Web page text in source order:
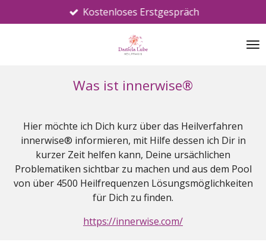
Hauptinhalt
Kostenloses Erstgespräch
Was ist innerwise®
Hier möchte ich Dich kurz über das Heilverfahren
innerwise® informieren, mit Hilfe dessen ich Dir in
kurzer Zeit helfen kann, Deine ursächlichen
Problematiken sichtbar zu machen und aus dem Pool
von über 4500 Heilfrequenzen Lösungsmöglichkeiten
für Dich zu finden.
https://innerwise.com/